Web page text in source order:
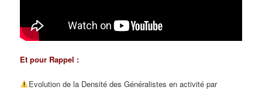
Et pour Rappel :
Evolution de la Densité des Généralistes en activité par